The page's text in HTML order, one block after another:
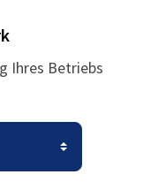
Ihres Betriebs